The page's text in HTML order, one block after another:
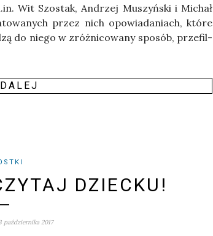
Wit Szo­stak, Andrzej Muszyń­ski i Michał
przez nich opo­wia­da­niach, któ­re
do nie­go w zróż­ni­co­wa­ny spo­sób, prze­fil­
DZIECKU!
2017